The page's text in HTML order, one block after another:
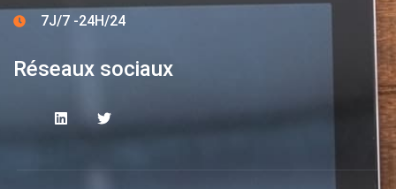
7J/7 -24H/24
Réseaux sociaux